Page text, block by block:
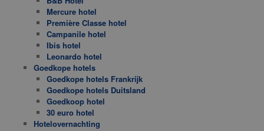
Mercure hotel
Première Classe hotel
Campanile hotel
Ibis hotel
Leonardo hotel
Goedkope hotels
Goedkope hotels Frankrijk
Goedkope hotels Duitsland
Goedkoop hotel
30 euro hotel
Hotelovernachting